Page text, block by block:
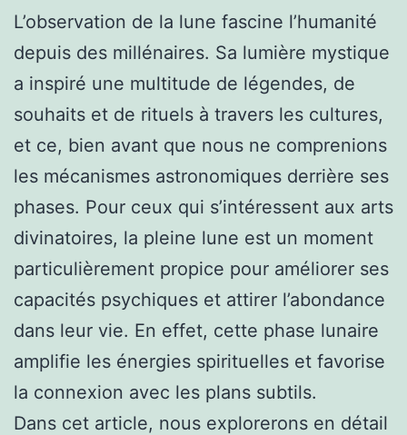
L’observation de la lune fascine l’humanité
depuis des millénaires. Sa lumière mystique
a inspiré une multitude de légendes, de
souhaits et de rituels à travers les cultures,
et ce, bien avant que nous ne comprenions
les mécanismes astronomiques derrière ses
phases. Pour ceux qui s’intéressent aux arts
divinatoires, la pleine lune est un moment
particulièrement propice pour améliorer ses
capacités psychiques et attirer l’abondance
dans leur vie. En effet, cette phase lunaire
amplifie les énergies spirituelles et favorise
la connexion avec les plans subtils.
Dans cet article, nous explorerons en détail